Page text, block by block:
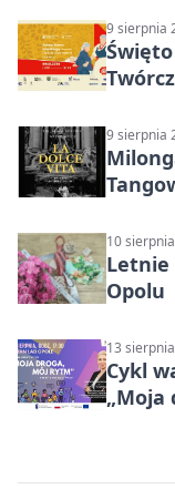
9 sierpnia
9 sierpnia
10
Letnie
Opolu
13
Cykl
„Moja